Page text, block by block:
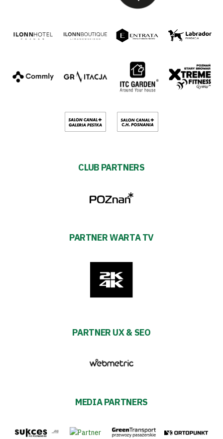
CLUB PARTNERS
PARTNER WARTA TV
PARTNER UX & SEO
MEDIA PARTNERS